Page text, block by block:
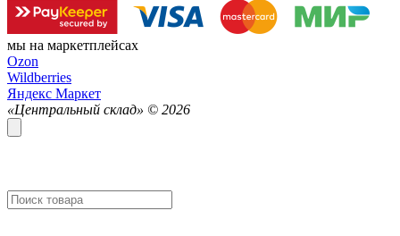
мы на маркетплейсах
Ozon
Wildberries
Яндекс Маркет
«Центральный склад» © 2026